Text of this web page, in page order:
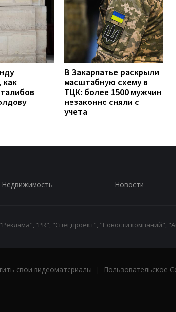
как
В Закарпатье раскрыли
масштабную схему в
ТЦК: более 1500 мужчин
незаконно сняли с
учета
Недвижимость Новости
"PR", "Спецпроект", "Новости компаний",
свои видеоматериалы | Пользовательское